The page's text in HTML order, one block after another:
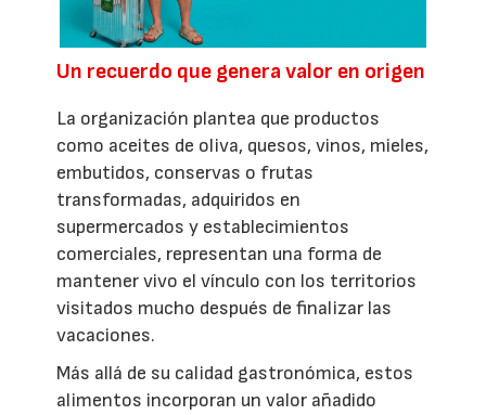
Un recuerdo que genera valor en origen
La organización plantea que productos
como aceites de oliva, quesos, vinos, mieles,
embutidos, conservas o frutas
transformadas, adquiridos en
supermercados y establecimientos
comerciales, representan una forma de
mantener vivo el vínculo con los territorios
visitados mucho después de finalizar las
vacaciones.
Más allá de su calidad gastronómica, estos
alimentos incorporan un valor añadido